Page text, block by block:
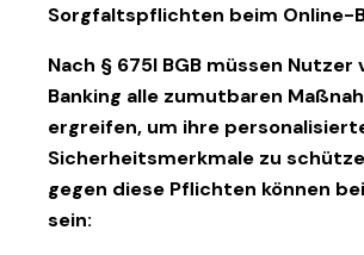
Sorgfaltspflichten beim Online-
Nach § 675l BGB müssen Nutzer
Banking alle zumutbaren
ergreifen, um ihre
Sicherheitsmerkmale zu
gegen diese Pflichten können
sein: